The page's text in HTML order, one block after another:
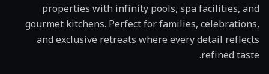
properties with infinity pools, spa facilities, and
gourmet kitchens. Perfect for families, celebrations,
and exclusive retreats where every detail reflects
refined taste.